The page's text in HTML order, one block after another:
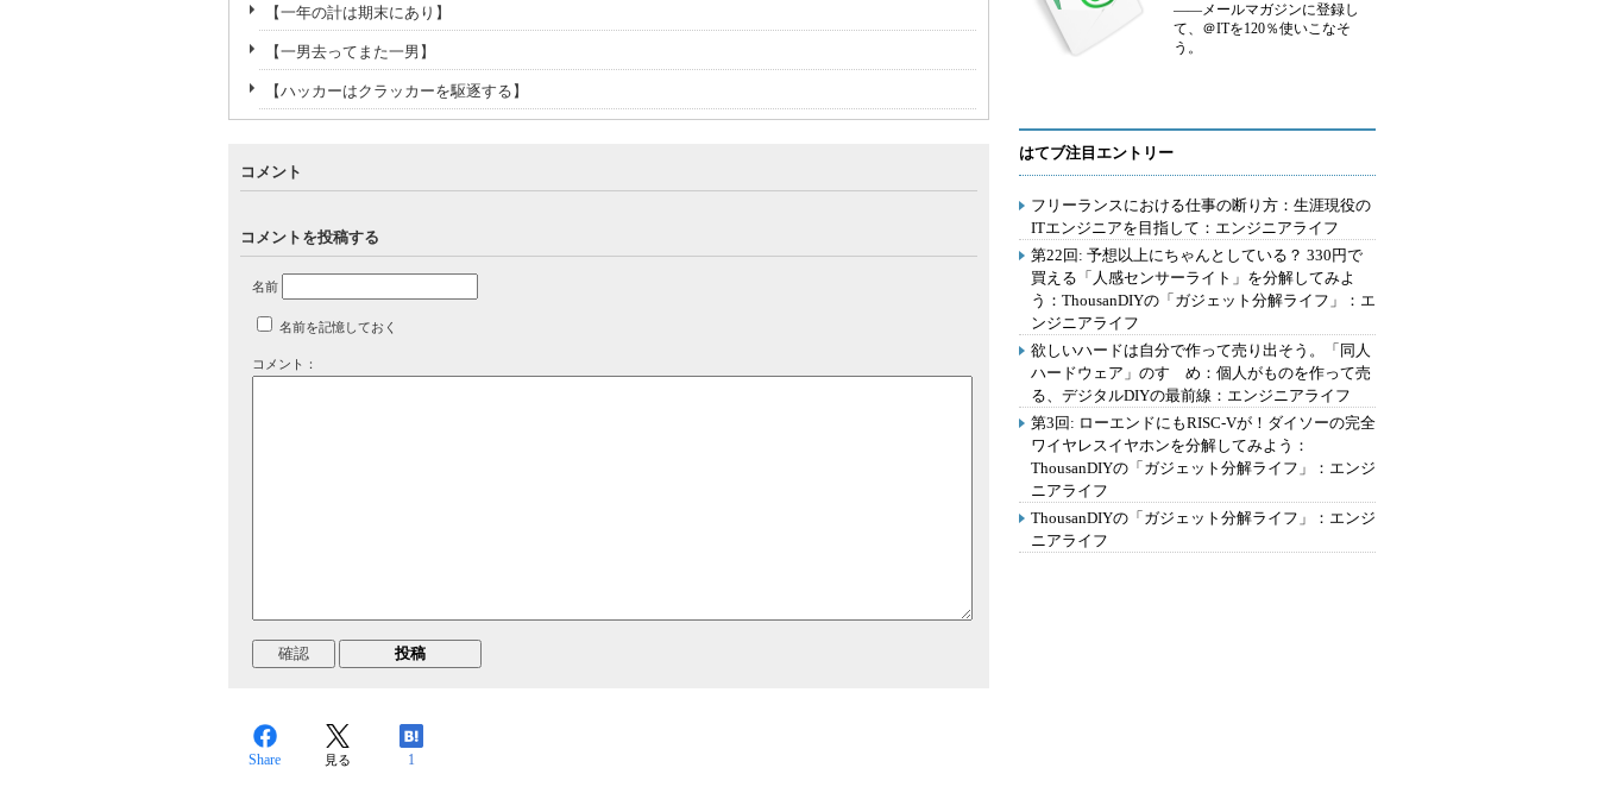
【一年の計は期末にあり】
【一男去ってまた一男】
【ハッカーはクラッカーを駆逐する】
コメント
コメントを投稿する
名前
名前を記憶しておく
コメント：
Share 見る 1
――メールマガジンに登録し
て、＠ITを120％使いこなそ
う。
はてブ注目エントリー
フリーランスにおける仕事の断り方：生涯現役の
ITエンジニアを目指して：エンジニアライフ
第22回: 予想以上にちゃんとしている？ 330円で
買える「人感センサーライト」を分解してみよ
う：ThousanDIYの「ガジェット分解ライフ」：エ
ンジニアライフ
欲しいハードは自分で作って売り出そう。「同人
ハードウェア」のすゝめ：個人がものを作って売
る、デジタルDIYの最前線：エンジニアライフ
第3回: ローエンドにもRISC-Vが！ダイソーの完全
ワイヤレスイヤホンを分解してみよう：
ThousanDIYの「ガジェット分解ライフ」：エンジ
ニアライフ
ThousanDIYの「ガジェット分解ライフ」：エンジ
ニアライフ